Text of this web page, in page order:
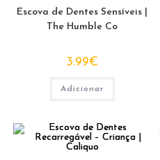
the
Escova de Dentes Sensíveis |
The Humble Co
3.99€
Adicionar